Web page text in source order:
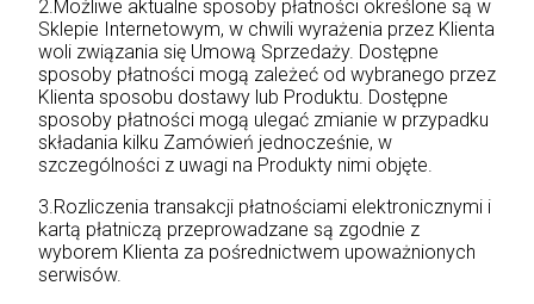
2.Możliwe aktualne sposoby płatności określone są w
Sklepie Internetowym, w chwili wyrażenia przez Klienta
woli związania się Umową Sprzedaży. Dostępne
sposoby płatności mogą zależeć od wybranego przez
Klienta sposobu dostawy lub Produktu. Dostępne
sposoby płatności mogą ulegać zmianie w przypadku
składania kilku Zamówień jednocześnie, w
szczególności z uwagi na Produkty nimi objęte.
3.Rozliczenia transakcji płatnościami elektronicznymi i
kartą płatniczą przeprowadzane są zgodnie z
wyborem Klienta za pośrednictwem upoważnionych
serwisów.